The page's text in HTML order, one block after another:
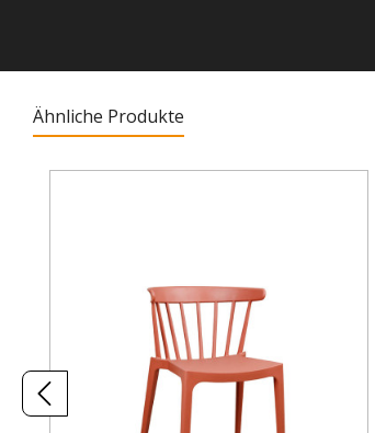
Ähnliche Produkte